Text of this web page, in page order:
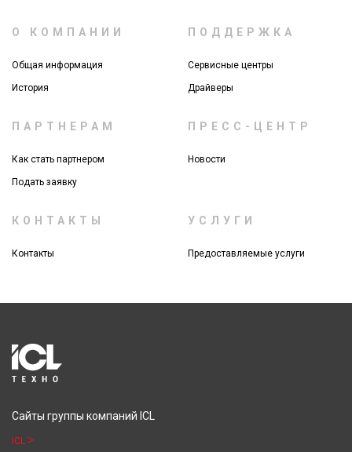
О КОМПАНИИ
Общая информация
История
ПОДДЕРЖКА
Сервисные центры
Драйверы
ПАРТНЕРАМ
Как стать партнером
Подать заявку
ПРЕСС-ЦЕНТР
Новости
КОНТАКТЫ
Контакты
УСЛУГИ
Предоставляемые услуги
Сайты группы компаний ICL
ICL